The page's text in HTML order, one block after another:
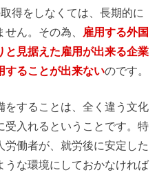
得をしなくては、長期的に
ん。その為、
雇用する外国
と見据えた雇用が出来る企業
することが出来ないのです。
をすることは、全く違う文化
受入れるということです。特
労働者が、就労後に安定した
うな環境にしておかなければ